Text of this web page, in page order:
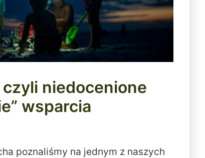
niedocenione
wsparcia
poznaliśmy na jednym z naszych